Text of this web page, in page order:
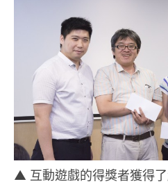
▲ 互動遊戲的得獎者獲得